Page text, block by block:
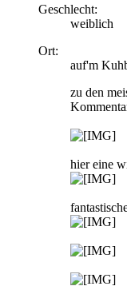
Geschlecht:
weiblich
Ort:
auf'm
zu den
hier eine